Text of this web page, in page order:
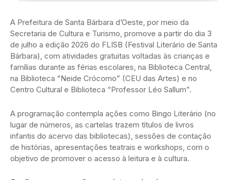
A Prefeitura de Santa Bárbara d’Oeste, por meio da
Secretaria de Cultura e Turismo, promove a partir do dia 3
de julho a edição 2026 do FLISB (Festival Literário de Santa
Bárbara), com atividades gratuitas voltadas às crianças e
famílias durante as férias escolares, na Biblioteca Central,
na Biblioteca “Neide Crócomo” (CEU das Artes) e no
Centro Cultural e Biblioteca “Professor Léo Sallum”.
A programação contempla ações como Bingo Literário (no
lugar de números, as cartelas trazem títulos de livros
infantis do acervo das bibliotecas), sessões de contação
de histórias, apresentações teatrais e workshops, com o
objetivo de promover o acesso à leitura e à cultura.